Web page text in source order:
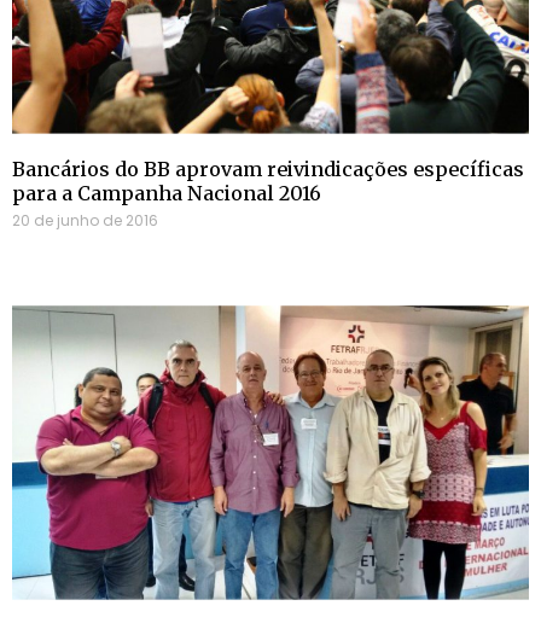
Bancários do BB aprovam reivindicações específicas
para a Campanha Nacional 2016
20 de junho de 2016